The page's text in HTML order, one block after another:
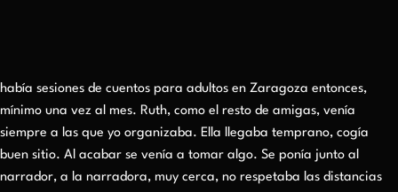
había sesiones de cuentos para adultos en Zaragoza entonces,
mínimo una vez al mes. Ruth, como el resto de amigas, venía
siempre a las que yo organizaba. Ella llegaba temprano, cogía
buen sitio. Al acabar se venía a tomar algo. Se ponía junto al
narrador, a la narradora, muy cerca, no respetaba las distancias